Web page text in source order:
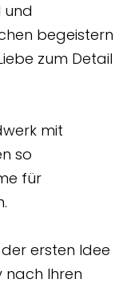
und
begeistern
zum Detail
mit
so
für
ersten Idee
nach Ihren